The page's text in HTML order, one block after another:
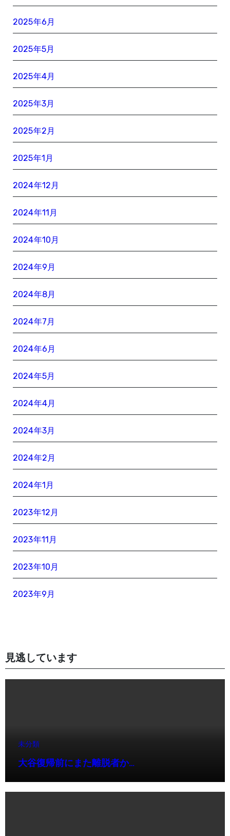
2025年6月
2025年5月
2025年4月
2025年3月
2025年2月
2025年1月
2024年12月
2024年11月
2024年10月
2024年9月
2024年8月
2024年7月
2024年6月
2024年5月
2024年4月
2024年3月
2024年2月
2024年1月
2023年12月
2023年11月
2023年10月
2023年9月
見逃しています
未分類
大谷復帰前にまた離脱者か…